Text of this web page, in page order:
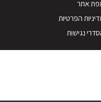
הפרטיות
נגישות